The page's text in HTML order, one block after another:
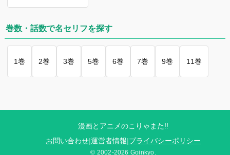
巻数・話数で名セリフを探す
1巻 2巻 3巻 5巻 6巻 7巻 9巻 11巻
漫画とアニメのこりゃまた!!
お問い合わせ|運営者情報|プライバシーポリシー
© 2002-2026 Goinkyo.